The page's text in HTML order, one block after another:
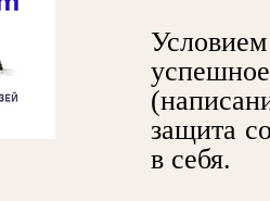
защита
в себя.